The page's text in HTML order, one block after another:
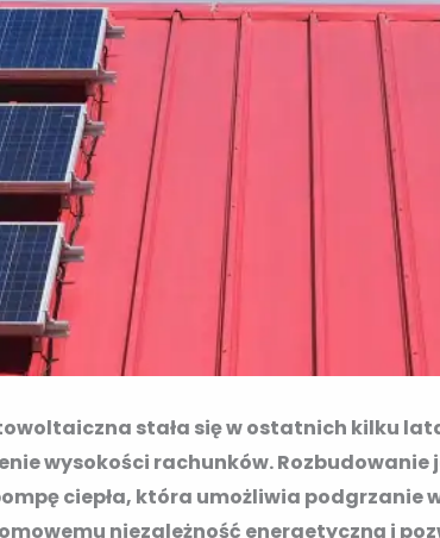
stała się w ostatnich kilku
wysokości rachunków.
ciepła, która umożliwia podgrzanie
niezależność energetyczną i